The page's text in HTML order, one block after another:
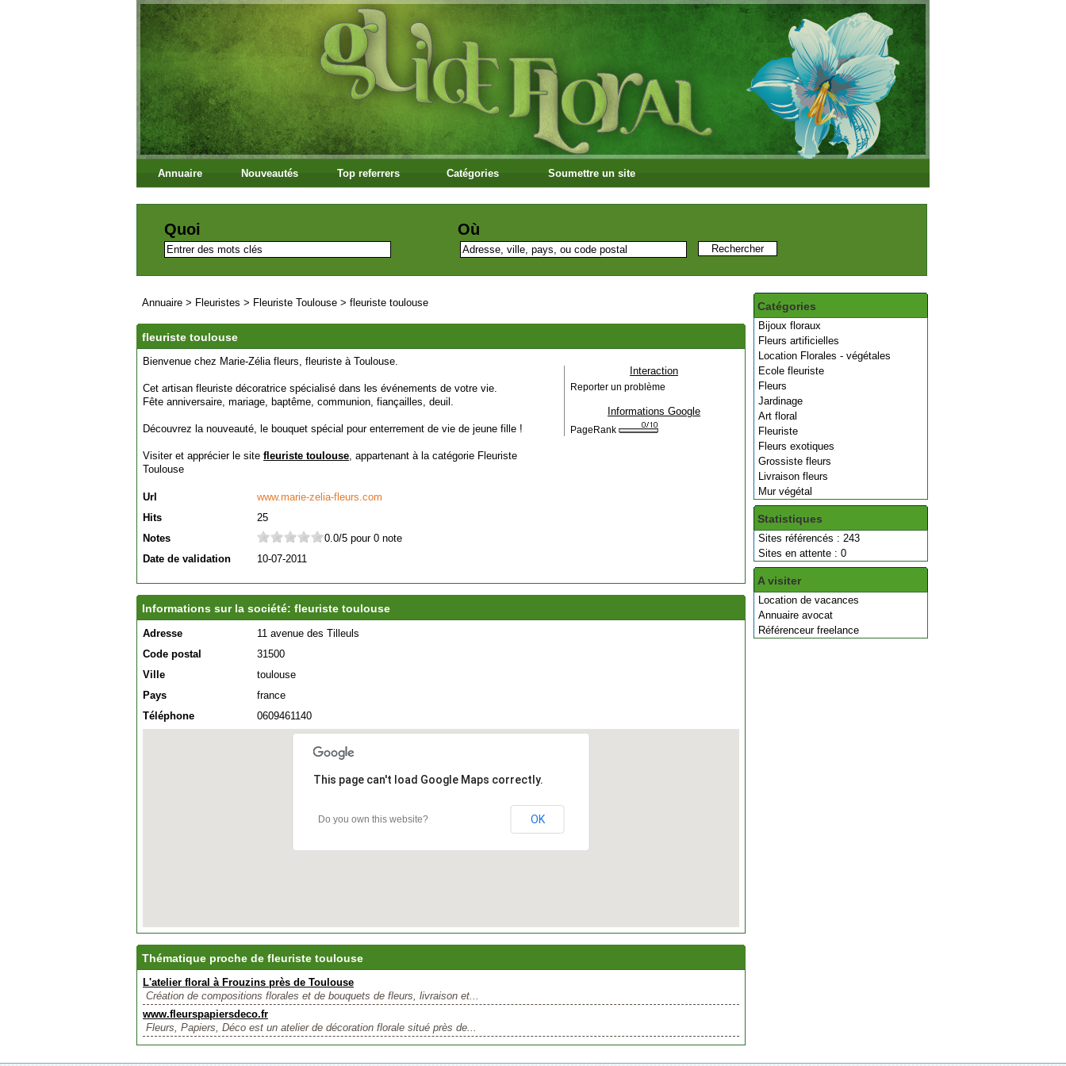
Annuaire Nouveautés Top referrers Catégories Soumettre un site
Quoi Où
Catégories
Bijoux floraux
Fleurs artificielles
Location Florales - végétales
Ecole fleuriste
Fleurs
Jardinage
Art floral
Fleuriste
Fleurs exotiques
Grossiste fleurs
Livraison fleurs
Mur végétal
Statistiques
Sites référencés : 243
Sites en attente : 0
A visiter
Location de vacances
Annuaire avocat
Référenceur freelance
Annuaire > Fleuristes > Fleuriste Toulouse > fleuriste toulouse
fleuriste toulouse
Bienvenue chez Marie-Zélia fleurs, fleuriste à Toulouse.
Cet artisan fleuriste décoratrice spécialisé dans les événements de votre vie.
Fête anniversaire, mariage, baptême, communion, fiançailles, deuil.
Découvrez la nouveauté, le bouquet spécial pour enterrement de vie de jeune fille !
Visiter et apprécier le site fleuriste toulouse, appartenant à la catégorie Fleuriste
Toulouse
Url
www.marie-zelia-fleurs.com
Hits
25
Notes
0.0/5 pour 0 note
Date de validation
10-07-2011
Interaction
Reporter un problème
Informations Google
PageRank
Informations sur la société: fleuriste toulouse
Adresse
11 avenue des Tilleuls
Code postal
31500
Ville
toulouse
Pays
france
Téléphone
0609461140
This page can't load Google Maps correctly.
Do you own this website? OK
Thématique proche de fleuriste toulouse
L'atelier floral à Frouzins près de Toulouse
Création de compositions florales et de bouquets de fleurs, livraison et...
www.fleurspapiersdeco.fr
Fleurs, Papiers, Déco est un atelier de décoration florale situé près de...